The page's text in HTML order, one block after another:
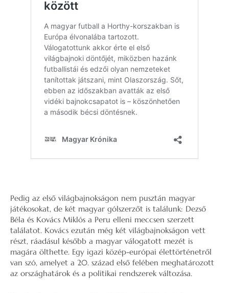
Pedig az első világbajnokságon nem pusztán magyar
játékosokat, de két magyar gólszerzőt is találunk: Dezső
Béla és Kovács Miklós a Peru elleni meccsen szerzett
találatot. Kovács ezután még két világbajnokságon vett
részt, ráadásul később a magyar válogatott mezét is
magára ölthette. Egy igazi közép-európai élettörténetről
van szó, amelyet a 20. század első felében meghatározott
az országhatárok és a politikai rendszerek változása.